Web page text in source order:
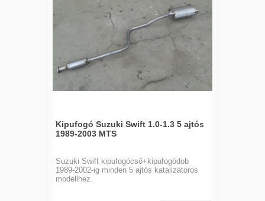
Kipufogó Suzuki Swift 1.0-1.3 5 ajtós
1989-2003 MTS
Suzuki Swift kipufogócső+kipufogódob
1989-2002-ig minden 5 ajtós katalizátoros
modellhez.